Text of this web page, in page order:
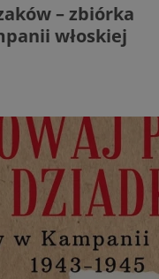
– zbiórka
włoskiej